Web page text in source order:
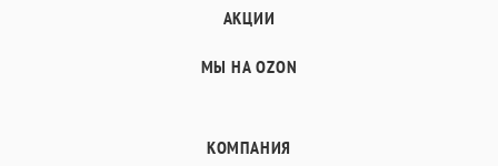
АКЦИИ
МЫ НА OZON
КОМПАНИЯ